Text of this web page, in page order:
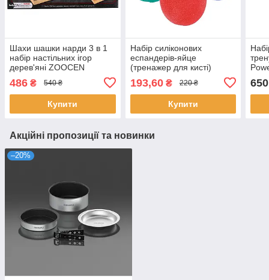
Шахи шашки нарди 3 в 1
набір настільних ігор
дерев'яні ZOOCEN
29см х 2,5см
486 ₴ 540 ₴
Купити
Набір силіконових
еспандерів-яйце
(тренажер для кисті)
PowerPlay PP-4340 Power
Grip Set (набір 3 шт.)
193,60₴ 220 ₴
Купити
650
Акційні пропозиції та новинки
–20%